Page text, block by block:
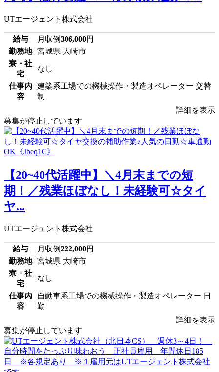
UTエージェント株式会社
給与 月収例306,000円
勤務地
宮城県 大崎市
寮・社
宅
なし
仕事内
容
建築系工場での機械操作・製造オペレーター 交替
制
詳細を表示
募集が停止しています
【20~40代活躍中】＼4月末までの短
期！／残業ほぼなし！未経験可☆タイ
ヤ...
UTエージェント株式会社
給与 月収例222,000円
勤務地
宮城県 大崎市
寮・社
宅
なし
仕事内
容
自動車系工場での機械操作・製造オペレーター 日
勤
詳細を表示
募集が停止しています